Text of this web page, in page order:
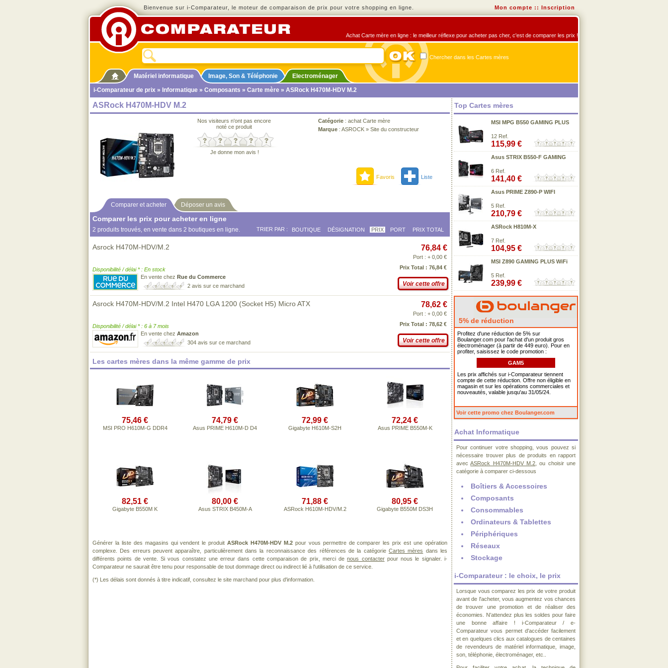
Bienvenue sur i-Comparateur, le moteur de comparaison de prix pour votre shopping en ligne. Mon compte :: Inscription
Achat Carte mère en ligne : le meilleur réflexe pour acheter pas cher, c'est de comparer les prix !
Chercher dans les Cartes mères
Matériel informatique Image, Son & Téléphonie
Electroménager
i-Comparateur de prix » Informatique » Composants » Carte mère » ASRock H470M-HDV M.2
ASRock H470M-HDV M.2
Nos visiteurs n'ont pas encore
noté ce produit
Je donne mon avis !
Catégorie : achat Carte mère
Marque : ASROCK » Site du constructeur
Favoris Liste
Comparer et acheter Déposer un avis
Comparer les prix pour acheter en ligne
2 produits trouvés, en vente dans 2 boutiques en ligne. TRIER PAR : BOUTIQUE DÉSIGNATION PRIX PORT PRIX TOTAL
Asrock H470M-HDV/M.2
Disponibilité / délai * : En stock
En vente chez Rue du Commerce
2 avis sur ce marchand
76,84 €
Port : + 0,00 €
Prix Total : 76,84 €
Voir cette offre
Asrock H470M-HDV/M.2 Intel H470 LGA 1200 (Socket H5) Micro ATX
Disponibilité / délai * : 6 à 7 mois
En vente chez Amazon
304 avis sur ce marchand
78,62 €
Port : + 0,00 €
Prix Total : 78,62 €
Voir cette offre
Les cartes mères dans la même gamme de prix
75,46 €
MSI PRO H610M-G DDR4
74,79 €
Asus PRIME H610M-D D4
72,99 €
Gigabyte H610M-S2H
72,24 €
Asus PRIME B550M-K
82,51 €
Gigabyte B550M K
80,00 €
Asus STRIX B450M-A
71,88 €
ASRock H610M-HDV/M.2
80,95 €
Gigabyte B550M DS3H
Générer la liste des magasins qui vendent le produitASRock H470M-HDV M.2pour vous permettre de comparer les prix est une opération
complexe. Des erreurs peuvent apparaître, particulièrement dans la reconnaissance des références de la catégorie Cartes mères dans les
différents points de vente. Si vous constatez une erreur dans cette comparaison de prix, merci denous contacterpour nous le signaler. i-
Comparateur ne saurait être tenu pour responsable de tout dommage direct ou indirect lié à l'utilisation de ce service.
(*) Les délais sont donnés à titre indicatif, consultez le site marchand pour plus d'information.
Top Cartes mères
MSI MPG B550 GAMING PLUS
12 Ref.
115,99 €
Asus STRIX B550-F GAMING
6 Ref.
141,40 €
Asus PRIME Z890-P WIFI
5 Ref.
210,79 €
ASRock H810M-X
7 Ref.
104,95 €
MSI Z890 GAMING PLUS WiFi
5 Ref.
239,99 €
5% de réduction
Profitez d'une réduction de 5% sur
Boulanger.com pour l'achat d'un produit gros
électroménager (à partir de 449 euro). Pour en
profiter, saisissez le code promotion :
GAM5
Les prix affichés sur i-Comparateur tiennent
compte de cette réduction. Offre non éligible en
magasin et sur les opérations commerciales et
nouveautés, valable jusqu'au 31/05/24.
Voir cette promo chez Boulanger.com
Achat Informatique
Pour continuer votre shopping, vous pouvez si
nécessaire trouver plus de produits en rapport
avecASRock H470M-HDV M.2 , ou choisir une
catégorie à comparer ci-dessous
Boîtiers & Accessoires
Composants
Consommables
Ordinateurs & Tablettes
Périphériques
Réseaux
Stockage
i-Comparateur : le choix, le prix
Lorsque vous comparez les prix de votre produit
avant de l'acheter, vous augmentez vos chances
de trouver une promotion et de réaliser des
économies. N'attendez plus les soldes pour faire
une bonne affaire ! i-Comparateur / e-
Comparateur vous permet d'accéder facilement
et en quelques clics aux catalogues de centaines
de revendeurs de matériel informatique, image,
son, téléphonie, électroménager, etc..